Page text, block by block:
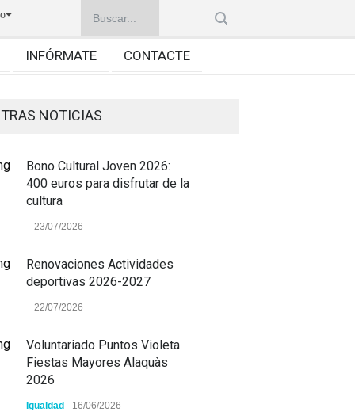
INFÓRMATE CONTACTE
NOTICIAS
Bono Cultural Joven 2026:
400 euros para disfrutar de la
cultura
23/07/2026
Renovaciones Actividades
deportivas 2026-2027
22/07/2026
Voluntariado Puntos Violeta
Fiestas Mayores Alaquàs
2026
Igualdad 16/06/2026